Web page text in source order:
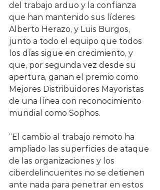
del trabajo arduo y la confianza
que han mantenido sus líderes
Alberto Herazo, y Luis Burgos,
junto a todo el equipo que todos
los días sigue en crecimiento, y
que, por segunda vez desde su
apertura, ganan el premio como
Mejores Distribuidores Mayoristas
de una línea con reconocimiento
mundial como Sophos.
“El cambio al trabajo remoto ha
ampliado las superficies de ataque
de las organizaciones y los
ciberdelincuentes no se detienen
ante nada para penetrar en estos